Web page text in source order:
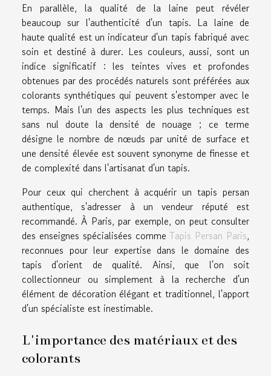
En parallèle, la qualité de la laine peut révéler
beaucoup sur l'authenticité d'un tapis. La laine de
haute qualité est un indicateur d'un tapis fabriqué avec
soin et destiné à durer. Les couleurs, aussi, sont un
indice significatif : les teintes vives et profondes
obtenues par des procédés naturels sont préférées aux
colorants synthétiques qui peuvent s'estomper avec le
temps. Mais l'un des aspects les plus techniques est
sans nul doute la densité de nouage ; ce terme
désigne le nombre de nœuds par unité de surface et
une densité élevée est souvent synonyme de finesse et
de complexité dans l'artisanat d'un tapis.
Pour ceux qui cherchent à acquérir un tapis persan
authentique, s'adresser à un vendeur réputé est
recommandé. À Paris, par exemple, on peut consulter
des enseignes spécialisées commeTapis Persan Paris,
reconnues pour leur expertise dans le domaine des
tapis d'orient de qualité. Ainsi, que l'on soit
collectionneur ou simplement à la recherche d'un
élément de décoration élégant et traditionnel, l'apport
d'un spécialiste est inestimable.
L'importance des matériaux et des
colorants